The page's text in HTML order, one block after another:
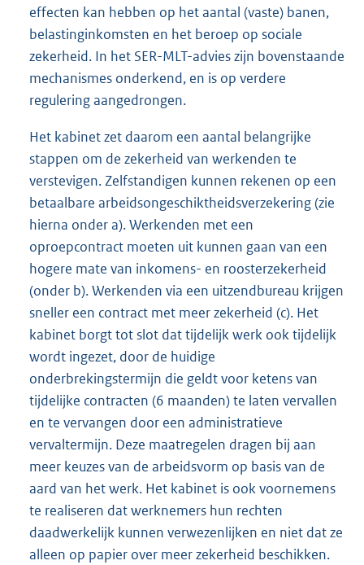
effecten kan hebben op het aantal (vaste) banen,
belastinginkomsten en het beroep op sociale
zekerheid. In het SER-MLT-advies zijn bovenstaande
mechanismes onderkend, en is op verdere
regulering aangedrongen.
Het kabinet zet daarom een aantal belangrijke
stappen om de zekerheid van werkenden te
verstevigen. Zelfstandigen kunnen rekenen op een
betaalbare arbeidsongeschiktheidsverzekering (zie
hierna onder a). Werkenden met een
oproepcontract moeten uit kunnen gaan van een
hogere mate van inkomens- en roosterzekerheid
(onder b). Werkenden via een uitzendbureau krijgen
sneller een contract met meer zekerheid (c). Het
kabinet borgt tot slot dat tijdelijk werk ook tijdelijk
wordt ingezet, door de huidige
onderbrekingstermijn die geldt voor ketens van
tijdelijke contracten (6 maanden) te laten vervallen
en te vervangen door een administratieve
vervaltermijn. Deze maatregelen dragen bij aan
meer keuzes van de arbeidsvorm op basis van de
aard van het werk. Het kabinet is ook voornemens
te realiseren dat werknemers hun rechten
daadwerkelijk kunnen verwezenlijken en niet dat ze
alleen op papier over meer zekerheid beschikken.